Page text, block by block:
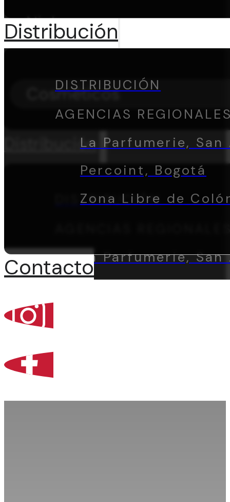
Niche
Cosméticos
Distribución
DISTRIBUCIÓN
La Parfumerie,
Percoint, Bogotá
Contacto
Distribución
DISTRIBUCIÓN
AGENCIAS
La Parfumerie,
Percoint, Bogotá
Zona Libre de
Contacto